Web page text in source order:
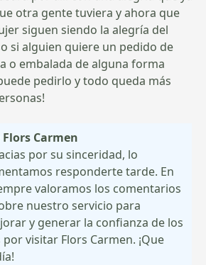
otra gente tuviera y ahora que
siguen siendo la alegría del
si alguien quiere un pedido de
o embalada de alguna forma
pedirlo y todo queda más
Flors Carmen
por su sinceridad, lo
responderte tarde. En
valoramos los comentarios
nuestro servicio para
y generar la confianza de los
visitar Flors Carmen. ¡Que